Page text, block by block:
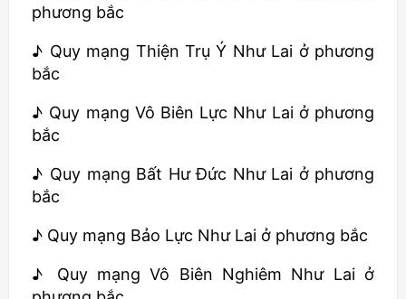
phương bắc
♪ Quy mạng Thiện Trụ Ý Như Lai ở phương
bắc
♪ Quy mạng Vô Biên Lực Như Lai ở phương
bắc
♪ Quy mạng Bất Hư Đức Như Lai ở phương
bắc
♪ Quy mạng Bảo Lực Như Lai ở phương bắc
♪ Quy mạng Vô Biên Nghiêm Như Lai ở